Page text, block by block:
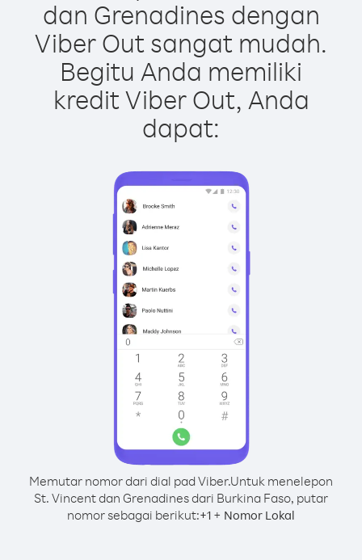
dan Grenadines dengan
Viber Out sangat mudah.
Begitu Anda memiliki
kredit Viber Out, Anda
dapat:
Memutar nomor dari dial pad Viber.Untuk menelepon
St. Vincent dan Grenadines dari Burkina Faso, putar
nomor sebagai berikut:+1 + Nomor Lokal